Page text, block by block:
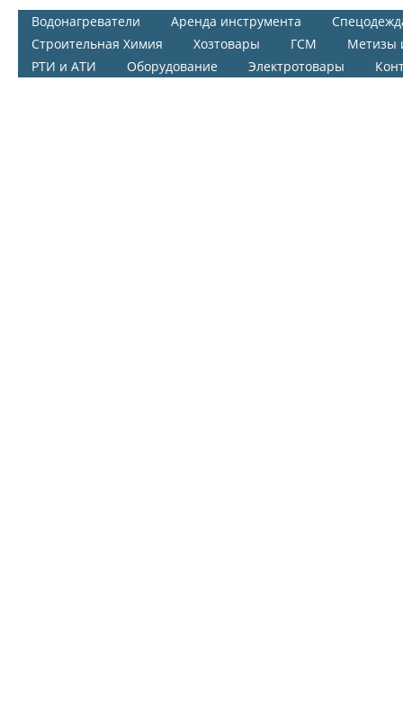
Водонагреватели Аренда инструмента
Строительная Химия
Хозтовары ГСМ
Метизы
РТИ и АТИ
Оборудование Электротовары